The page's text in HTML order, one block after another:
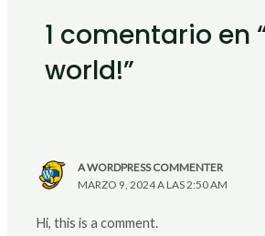
1 comentario en
world!”
A WORDPRESS COMMENTER
MARZO 9, 2024 A LAS 2:50 AM
Hi, this is a comment.